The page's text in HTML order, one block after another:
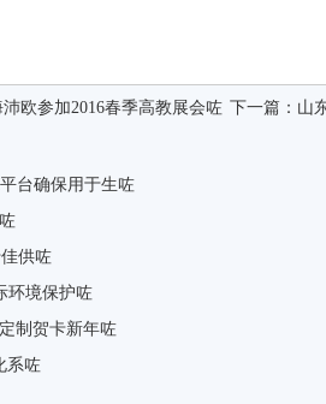
沛欧参加2016春季高教展会咗 下一篇： 山
台确保用于生咗
供咗
环境保护咗
制贺卡新年咗
系咗